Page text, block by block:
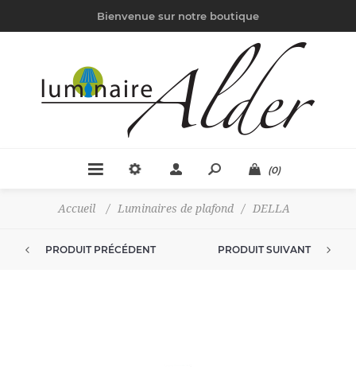
Bienvenue sur notre boutique
(0)
Accueil / Luminaires de plafond / DELLA
PRODUIT PRÉCÉDENT PRODUIT SUIVANT